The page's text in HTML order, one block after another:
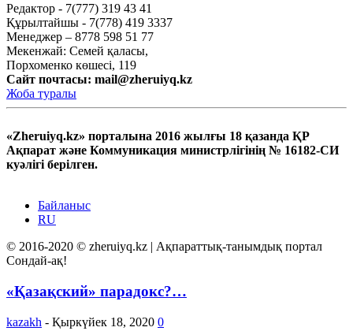
Редактор - 7(777) 319 43 41
Құрылтайшы - 7(778) 419 3337
Менеджер – 8778 598 51 77
Мекенжай: Семей қаласы,
Порхоменко көшесі, 119
Сайт почтасы: mail@zheruiyq.kz
Жоба туралы
«Zheruiyq.kz» порталына 2016 жылғы 18 қазанда ҚР
Ақпарат және Коммуникация министрлігінің № 16182-СИ
куәлігі берілген.
Байланыс
RU
© 2016-2020 © zheruiyq.kz | Ақпараттық-танымдық портал
Сондай-ақ!
«Қазақский» парадокс?…
kazakh - Қыркүйек 18, 2020 0